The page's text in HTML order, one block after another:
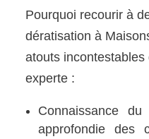
Pourquoi recourir à
dératisation à
atouts incontestables
experte :
Connaissance
approfondie des